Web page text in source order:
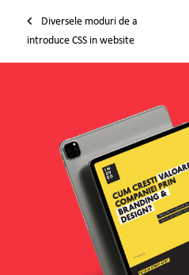
Diversele moduri de a
introduce CSS in website